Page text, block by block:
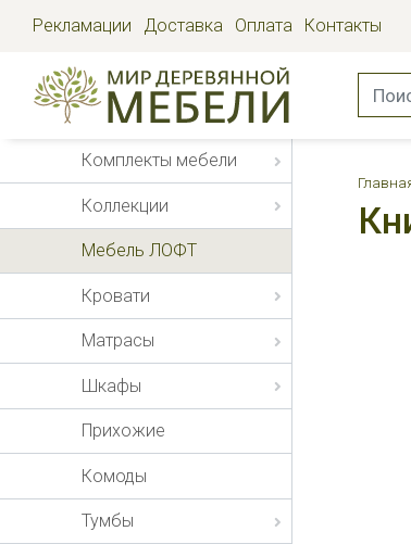
Рекламации Доставка Оплата Контакты
Комплекты мебели
Коллекции
Мебель ЛОФТ
Кровати
Матрасы
Шкафы
Прихожие
Комоды
Тумбы